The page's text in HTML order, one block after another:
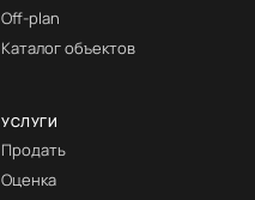
Off-plan
Каталог объектов
УСЛУГИ
Продать
Оценка